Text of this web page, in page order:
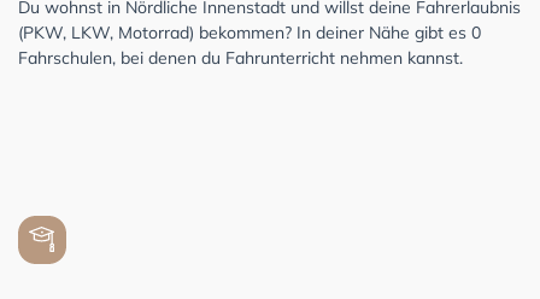
Du wohnst in Nördliche Innenstadt und willst deine Fahrerlaubnis
(PKW, LKW, Motorrad) bekommen? In deiner Nähe gibt es 0
Fahrschulen, bei denen du Fahrunterricht nehmen kannst.